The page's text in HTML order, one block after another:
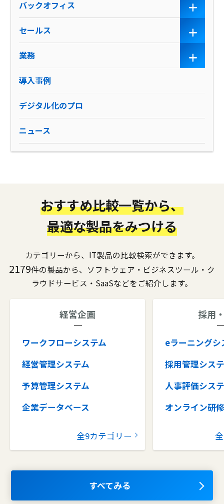
バックオフィス
セールス
業務
導入事例
デジタル化のプロ
ニュース
おすすめ比較一覧から、
最適な製品をみつける
カテゴリーから、IT製品の比較検索ができます。
2179件の製品から、ソフトウェア・ビジネスツール・ク
ラウドサービス・SaaSなどをご紹介します。
経営企画
ワークフローシステム
経営管理システム
予算管理システム
企業データベース
コラボレーションツール
ナレッジマネジメントツール
全9カテゴリー
採用
eラーニングシ
採用管理シス
人事評価シス
オンライン研
タレントマネ
OKRツール
すべてみる